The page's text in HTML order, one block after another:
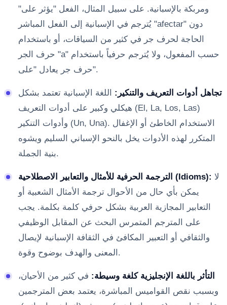
ومربكة بالإسبانية. على سبيل المثال، الفعل "يؤثر على"
يُترجم في الإسبانية إلى الفعل المباشر "afectar" دون
الحاجة لحرف جر في كثير من السياقات، أو باستخدام
حرف الجر "a" حسب المفعول، ولا يُترجم حرفياً باستخدام
حرف جر يعادل "على".
تجاهل أدوات التعريف والتنكير: اللغة الإسبانية تعتمد بشكل
هيكلي وكبير على أدوات التعريف (El, La, Los, Las)
وأدوات التنكير (Un, Una). الاستخدام الخاطئ أو الإغفال
المتكرر لهذه الأدوات يخل بالنحو الإسباني السليم ويشوه
بنية الجملة.
الترجمة الحرفية للأمثال والتعابير الاصطلاحية (Idioms):
يمكن بأي حال من الأحوال ترجمة الأمثال الشعبية أو
التعابير المجازية العربية بشكل حرفي كلمة بكلمة. يجب
على المترجم المتمرس البحث عن المقابل الوظيفي
والثقافي أو التعبير المكافئ في الثقافة الإسبانية لإيصال
المعنى والهدف بوضوح وقوة.
التأثر باللغة الإنجليزية كلغة وسيطة: في كثير من الأحيان،
وبسبب نقص القواميس المباشرة، يعتمد بعض المترجمين